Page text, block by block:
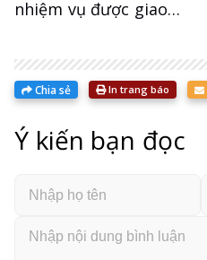
nhiệm vụ được giao…
Chia sẻ In trang báo
Ý kiến bạn đọc